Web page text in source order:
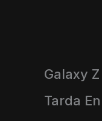
Galaxy
Tarda